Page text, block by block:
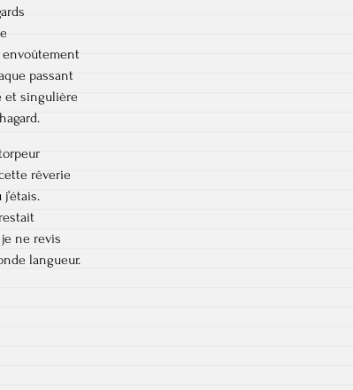
envoûtement
passant
et singulière
rêverie
ne revis
langueur.